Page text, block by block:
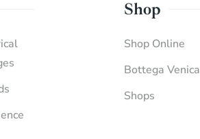
Shop
Shop Online
Bottega Venica
Shops